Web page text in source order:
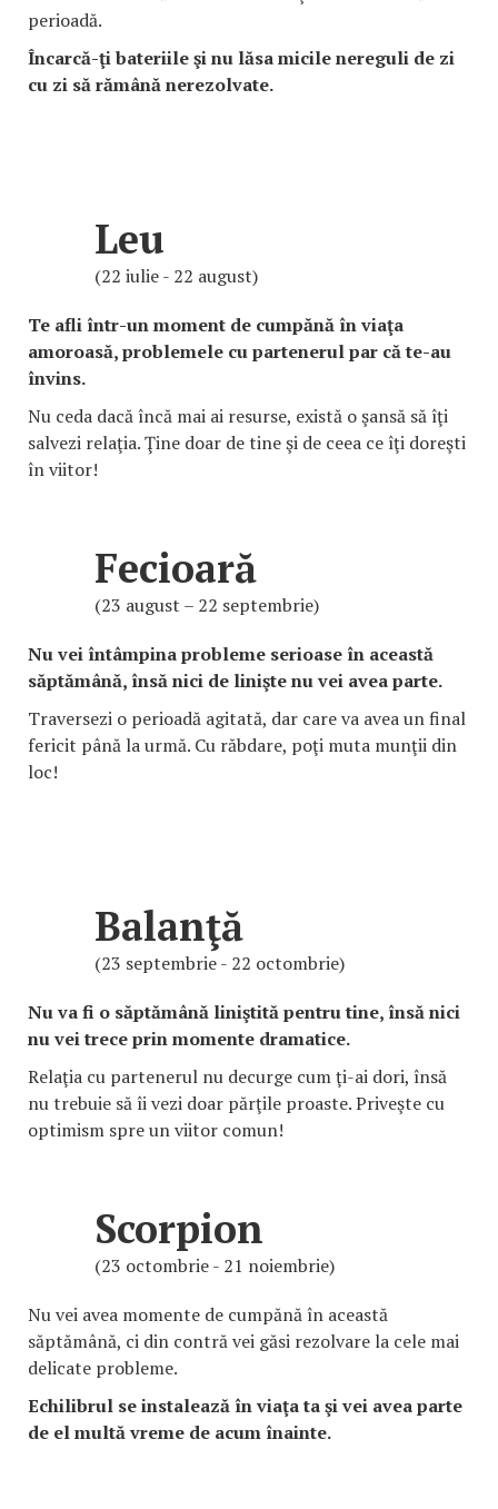
perioadă.
Încarcă-ţi bateriile şi nu lăsa micile nereguli de zi
cu zi să rămână nerezolvate.
Leu
(22 iulie - 22 august)
Te afli într-un moment de cumpănă în viaţa
amoroasă, problemele cu partenerul par că te-au
învins.
Nu ceda dacă încă mai ai resurse, există o şansă să îţi
salvezi relaţia. Ţine doar de tine şi de ceea ce îţi doreşti
în viitor!
Fecioară
(23 august – 22 septembrie)
Nu vei întâmpina probleme serioase în această
săptămână, însă nici de linişte nu vei avea parte.
Traversezi o perioadă agitată, dar care va avea un final
fericit până la urmă. Cu răbdare, poţi muta munţii din
loc!
Balanţă
(23 septembrie - 22 octombrie)
Nu va fi o săptămână liniştită pentru tine, însă nici
nu vei trece prin momente dramatice.
Relaţia cu partenerul nu decurge cum ţi-ai dori, însă
nu trebuie să îi vezi doar părţile proaste. Priveşte cu
optimism spre un viitor comun!
Scorpion
(23 octombrie - 21 noiembrie)
Nu vei avea momente de cumpănă în această
săptămână, ci din contră vei găsi rezolvare la cele mai
delicate probleme.
Echilibrul se instalează în viaţa ta şi vei avea parte
de el multă vreme de acum înainte.